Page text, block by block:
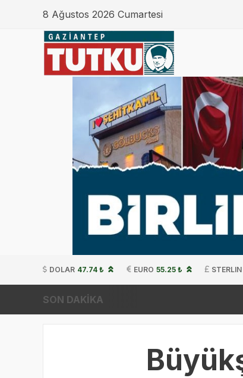
8 Ağustos 2026 Cumartesi
DOLAR 47.74 ₺ EURO 55.25 ₺ STERLIN
SON DAKİKA